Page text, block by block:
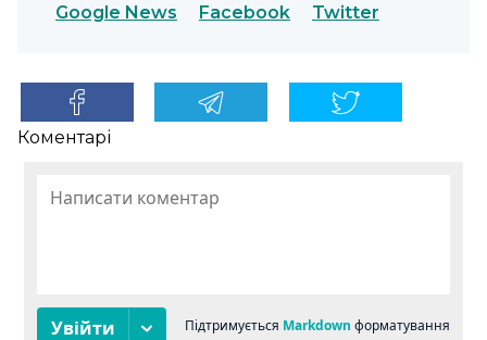
Google News Facebook Twitter
Коментарі